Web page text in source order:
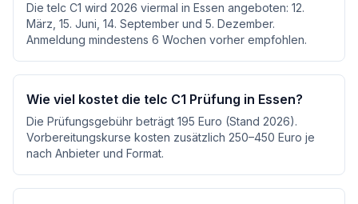
Die telc C1 wird 2026 viermal in Essen angeboten: 12.
März, 15. Juni, 14. September und 5. Dezember.
Anmeldung mindestens 6 Wochen vorher empfohlen.
Wie viel kostet die telc C1 Prüfung in Essen?
Die Prüfungsgebühr beträgt 195 Euro (Stand 2026).
Vorbereitungskurse kosten zusätzlich 250–450 Euro je
nach Anbieter und Format.